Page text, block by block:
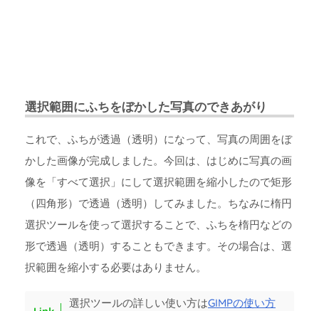
選択範囲にふちをぼかした写真のできあがり
これで、ふちが透過（透明）になって、写真の周囲をぼ
かした画像が完成しました。今回は、はじめに写真の画
像を「すべて選択」にして選択範囲を縮小したので矩形
（四角形）で透過（透明）してみました。ちなみに楕円
選択ツールを使って選択することで、ふちを楕円などの
形で透過（透明）することもできます。その場合は、選
択範囲を縮小する必要はありません。
選択ツールの詳しい使い方はGIMPの使い方